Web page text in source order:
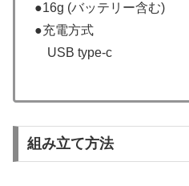
●16g (バッテリー含む)
●充電方式
USB type-c
組み立て方法